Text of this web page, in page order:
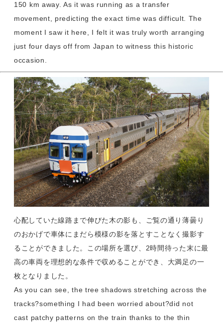
150 km away. As it was running as a transfer
movement, predicting the exact time was difficult. The
moment I saw it here, I felt it was truly worth arranging
just four days off from Japan to witness this historic
occasion.
心配していた線路まで伸びた木の影も、ご覧の通り薄曇り
のおかげで車体にまだら模様の影を落とすことなく撮影す
ることができました。この場所を選び、2時間待った末に最
高の車両を理想的な条件で収めることができ、大満足の一
枚となりました。
As you can see, the tree shadows stretching across the
tracks?something I had been worried about?did not
cast patchy patterns on the train thanks to the thin